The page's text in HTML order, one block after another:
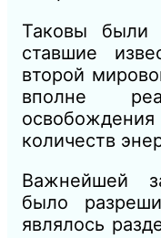
Таковы были
ставшие
второй
вполне
количеств
Важнейшей
было
являлось